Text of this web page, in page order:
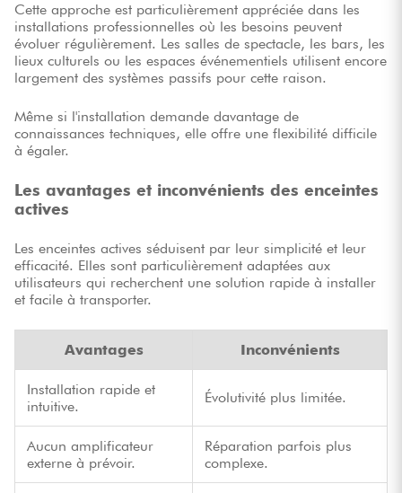
Cette approche est particulièrement appréciée dans les
installations professionnelles où les besoins peuvent
évoluer régulièrement. Les salles de spectacle, les bars, les
lieux culturels ou les espaces événementiels utilisent encore
largement des systèmes passifs pour cette raison.
Même si l'installation demande davantage de
connaissances techniques, elle offre une flexibilité difficile
à égaler.
Les avantages et inconvénients des enceintes
actives
Les enceintes actives séduisent par leur simplicité et leur
efficacité. Elles sont particulièrement adaptées aux
utilisateurs qui recherchent une solution rapide à installer
et facile à transporter.
Avantages Inconvénients
Installation rapide et
intuitive.
Évolutivité plus limitée.
Aucun amplificateur
externe à prévoir.
Réparation parfois plus
complexe.